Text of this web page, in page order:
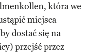
która we
miejsca
dostać się na
przejść przez